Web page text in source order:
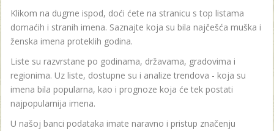
Klikom na dugme ispod, doći ćete na stranicu s top listama
domaćih i stranih imena. Saznajte koja su bila najčešća muška i
ženska imena proteklih godina.
Liste su razvrstane po godinama, državama, gradovima i
regionima. Uz liste, dostupne su i analize trendova - koja su
imena bila popularna, kao i prognoze koja će tek postati
najpopularnija imena.
U našoj banci podataka imate naravno i pristup značenju